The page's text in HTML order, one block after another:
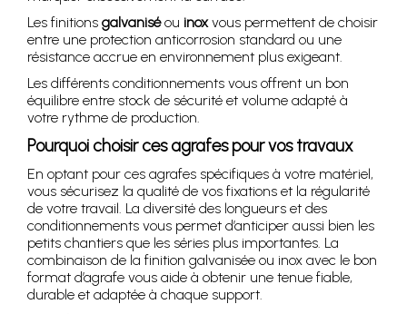
Les finitions galvaniséou inoxvous permettent de choisir
entre une protection anticorrosion standard ou une
résistance accrue en environnement plus exigeant.
Les différents conditionnements vous offrent un bon
équilibre entre stock de sécurité et volume adapté à
votre rythme de production.
Pourquoi choisir ces agrafes pour vos travaux
En optant pour ces agrafes spécifiques à votre matériel,
vous sécurisez la qualité de vos fixations et la régularité
de votre travail. La diversité des longueurs et des
conditionnements vous permet d’anticiper aussi bien les
petits chantiers que les séries plus importantes. La
combinaison de la finition galvanisée ou inox avec le bon
format d’agrafe vous aide à obtenir une tenue fiable,
durable et adaptée à chaque support.